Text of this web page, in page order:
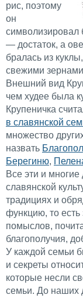
рис, поэтому
он
символизировал
— достаток, а
бралась из
свежими
Внешний вид
чем худее была
Крупеничка
в славянской
множество
назвать
Берегиню,
Все эти и многие
славянской
традициях и
функцию, то есть
помыслов,
благополучия,
У каждой семьи
и секреты
которые несли
семьи. До наших